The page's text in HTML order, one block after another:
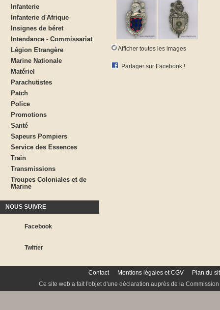
Infanterie
Infanterie d'Afrique
Insignes de béret
Intendance - Commissariat
Légion Etrangère
Marine Nationale
Matériel
Parachutistes
Patch
Police
Promotions
Santé
Sapeurs Pompiers
Service des Essences
Train
Transmissions
Troupes Coloniales et de
Marine
NOUS SUIVRE
Facebook
Twitter
Afficher toutes les images
Partager sur Facebook !
Contact Mentions légales et CGV
Plan du
Ce site web a fait l'objet d'une déclaration auprès de la